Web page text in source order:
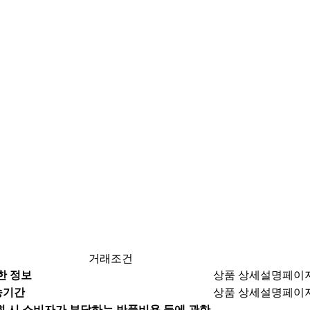
거래조건
정보
상품 상세설명페이
기간
상품 상세설명페이